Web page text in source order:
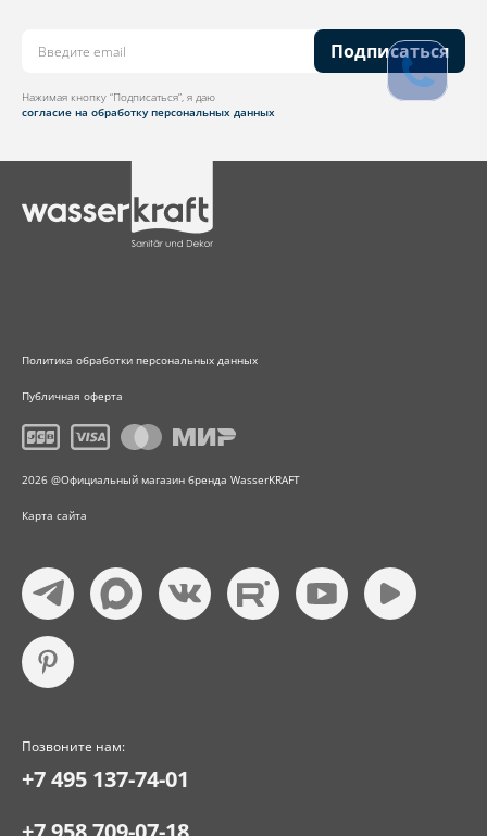
Подписаться
Нажимая кнопку “Подписаться”, я даю
согласие на обработку персональных данных
Политика обработки персональных данных
Публичная оферта
2026 @Официальный магазин бренда WasserKRAFT
Карта сайта
Позвоните нам:
+7 495 137-74-01